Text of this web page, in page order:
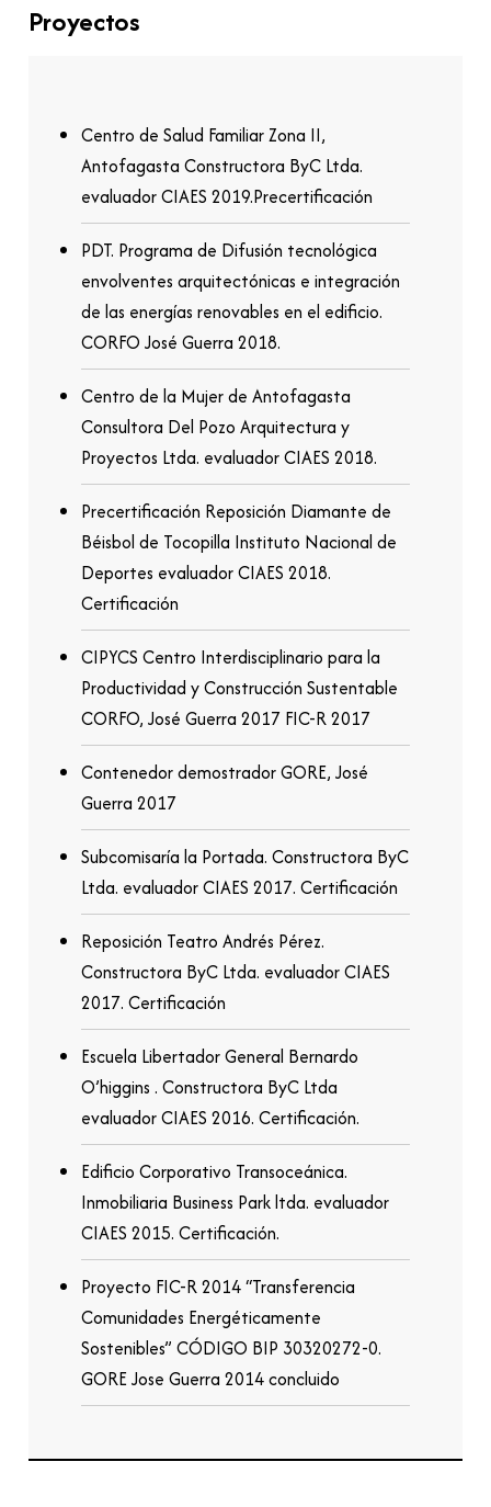
Proyectos
Centro de Salud Familiar Zona II,
Antofagasta Constructora ByC Ltda.
evaluador CIAES 2019.Precertificación
PDT. Programa de Difusión tecnológica
envolventes arquitectónicas e integración
de las energías renovables en el edificio.
CORFO José Guerra 2018.
Centro de la Mujer de Antofagasta
Consultora Del Pozo Arquitectura y
Proyectos Ltda. evaluador CIAES 2018.
Precertificación Reposición Diamante de
Béisbol de Tocopilla Instituto Nacional de
Deportes evaluador CIAES 2018.
Certificación
CIPYCS Centro Interdisciplinario para la
Productividad y Construcción Sustentable
CORFO, José Guerra 2017 FIC-R 2017
Contenedor demostrador GORE, José
Guerra 2017
Subcomisaría la Portada. Constructora ByC
Ltda. evaluador CIAES 2017. Certificación
Reposición Teatro Andrés Pérez.
Constructora ByC Ltda. evaluador CIAES
2017. Certificación
Escuela Libertador General Bernardo
O’higgins . Constructora ByC Ltda
evaluador CIAES 2016. Certificación.
Edificio Corporativo Transoceánica.
Inmobiliaria Business Park ltda. evaluador
CIAES 2015. Certificación.
Proyecto FIC-R 2014 “Transferencia
Comunidades Energéticamente
Sostenibles” CÓDIGO BIP 30320272-0.
GORE Jose Guerra 2014 concluido